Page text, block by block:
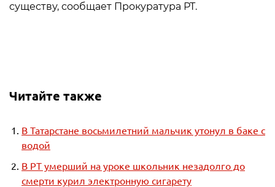
существу, сообщает Прокуратура РТ.
Читайте также
В Татарстане восьмилетний мальчик утонул в баке с
водой
В РТ умерший на уроке школьник незадолго до
смерти курил электронную сигарету